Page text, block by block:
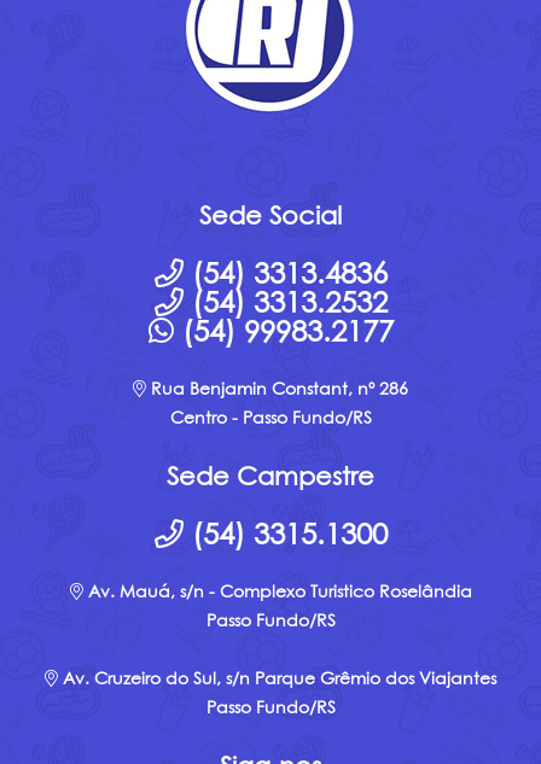
Sede Social
(54) 3313.4836
(54) 3313.2532
(54) 99983.2177
Rua Benjamin Constant, nº 286
Centro - Passo Fundo/RS
Sede Campestre
(54) 3315.1300
Av. Mauá, s/n - Complexo Turistico Roselândia
Passo Fundo/RS
Av. Cruzeiro do Sul, s/n Parque Grêmio dos Viajantes
Passo Fundo/RS